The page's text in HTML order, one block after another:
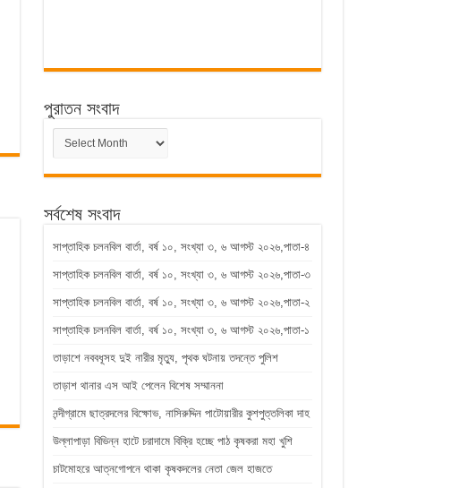
পুরাতন সংবাদ
পুরাতন
সংবাদ
সর্বশেষ সংবাদ
সাপ্তাহিক চলনবিল বার্তা, বর্ষ ১০, সংখ্যা ৩, ৬ আগস্ট ২০২৬,পাতা-৪
সাপ্তাহিক চলনবিল বার্তা, বর্ষ ১০, সংখ্যা ৩, ৬ আগস্ট ২০২৬,পাতা-৩
সাপ্তাহিক চলনবিল বার্তা, বর্ষ ১০, সংখ্যা ৩, ৬ আগস্ট ২০২৬,পাতা-২
সাপ্তাহিক চলনবিল বার্তা, বর্ষ ১০, সংখ্যা ৩, ৬ আগস্ট ২০২৬,পাতা-১
তাড়াশে নববধূসহ দুই নারীর মৃত্যু, পৃথক ঘটনায় তদন্তে পুলিশ
তাড়াশ থানার এস আই পেলেন বিশেষ সম্মাননা
নন্দীগ্রামে ছাত্রদলের বিক্ষোভ, নাসিরুদ্দিন পাটোয়ারীর কুশপুত্তলিকা দাহ
উল্লাপাড়া বিভিন্ন হাটে চরাদামে বিক্রি হচ্ছে পাঠ কৃষকরা মহা খুশি
চাটমোহরে আত্নগোপনে থাকা কৃষকদলের নেতা জেল হাজতে